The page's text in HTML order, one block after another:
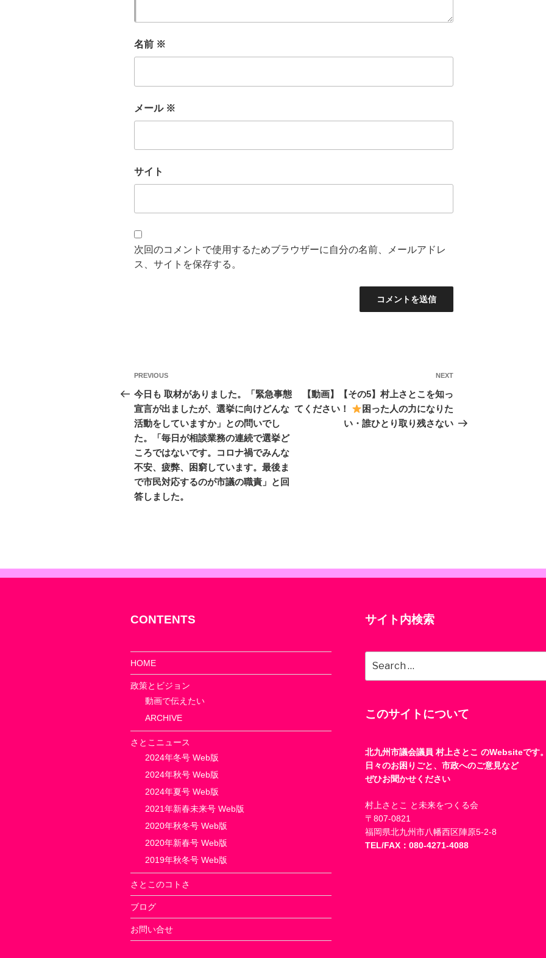
名前 ※
メール ※
サイト
次回のコメントで使用するためブラウザーに自分の名前、メールアドレ
ス、サイトを保存する。
投
稿
ナ
ビ
ゲ
ー
シ
Previous
Post
PREVIOUS
今日も 取材がありました。「緊急事態
宣言が出ましたが、選挙に向けどんな
活動をしていますか」との問いでし
た。「毎日が相談業務の連続で選挙ど
ころではないです。コロナ禍でみんな
不安、疲弊、困窮しています。最後ま
で市民対応するのが市議の職責」と回
答しました。
Next
NEXT
【動画】【その5】村上さとこを知っ
てください！
困った人の力になりた
い・誰ひとり取り残さない
CONTENTS
HOME
政策とビジョン
動画で伝えたい
ARCHIVE
さとこニュース
2024年冬号 Web版
2024年秋号 Web版
2024年夏号 Web版
2021年新春未来号 Web版
2020年秋冬号 Web版
2020年新春号 Web版
2019年秋冬号 Web版
さとこのコトさ
ブログ
お問い合せ
サイト内検索
for:
このサイトについて
北九州市議会議員 村上さとこ のWebsiteです
日々のお困りごと、市政へのご意見など
ぜひお聞かせください
村上さとこ と未来をつくる会
〒807-0821
福岡県北九州市八幡西区陣原5-2-8
TEL/FAX：080-4271-4088